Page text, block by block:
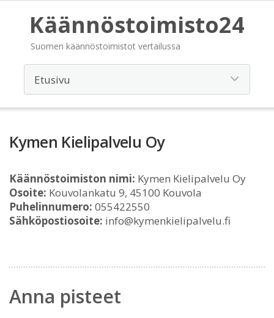
Käännöstoimisto24
Suomen käännöstoimistot vertailussa
Kymen Kielipalvelu Oy
Käännöstoimiston nimi: Kymen Kielipalvelu Oy
Osoite: Kouvolankatu 9, 45100 Kouvola
Puhelinnumero: 055422550
Sähköpostiosoite: info@kymenkielipalvelu.fi
Anna pisteet